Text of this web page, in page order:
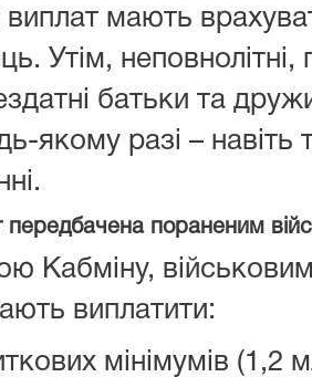
мають
Утім, неповнолітні,
батьки та
якому разі – навіть
пораненим
Кабміну, військовим
виплатити:
мінімумів (1,2